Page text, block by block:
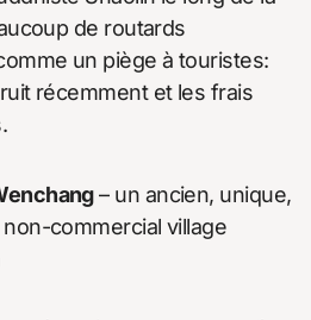
de routards
un piège à touristes:
récemment et les frais
– un ancien, unique,
commercial village